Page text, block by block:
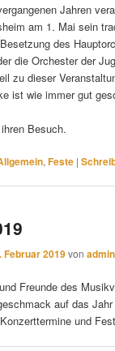
Jahren
am 1. Mai sein
des
die Orchester der
zu dieser
ist wie immer gut
Besuch.
,Feste |
Februar 2019vonadmin
Freunde des
auf das
und